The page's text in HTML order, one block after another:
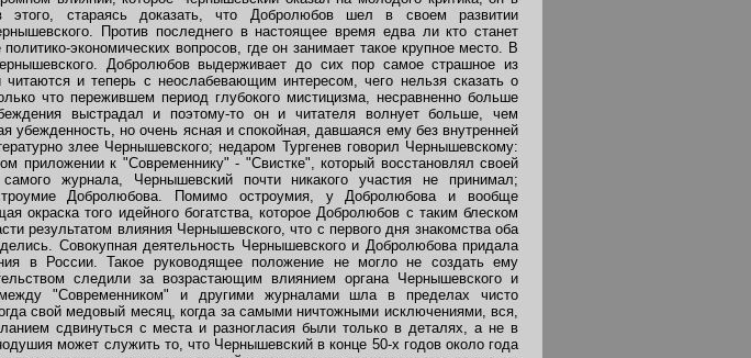
этого, стараясь доказать, что Добролюбов шел в своем развитии
Против последнего в настоящее время едва ли кто станет
экономических вопросов, где он занимает такое крупное место. В
Добролюбов выдерживает до сих пор самое страшное из
и теперь с неослабевающим интересом, чего нельзя сказать о
что пережившем период глубокого мистицизма, несравненно больше
выстрадал и поэтому-то он и читателя волнует больше, чем
убежденность, но очень ясная и спокойная, давшаяся ему без внутренней
злее Чернышевского; недаром Тургенев говорил Чернышевскому:
приложении к "Современнику" - "Свистке", который восстановлял своей
журнала, Чернышевский почти никакого участия не принимал;
Добролюбова. Помимо остроумия, у Добролюбова и вообще
окраска того идейного богатства, которое Добролюбов с таким блеском
результатом влияния Чернышевского, что с первого дня знакомства оба
Совокупная деятельность Чернышевского и Добролюбова придала
в России. Такое руководящее положение не могло не создать ему
следили за возрастающим влиянием органа Чернышевского и
"Современником" и другими журналами шла в пределах чисто
свой медовый месяц, когда за самыми ничтожными исключениями, вся,
сдвинуться с места и разногласия были только в деталях, а не в
может служить то, что Чернышевский в конце 50-х годов около года